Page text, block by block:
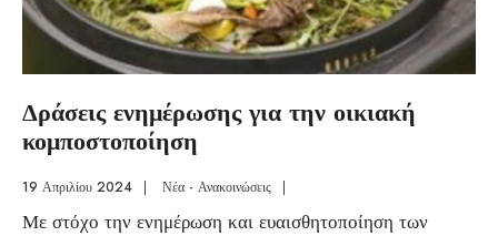
Δράσεις ενημέρωσης για την οικιακή
κομποστοποίηση
19 Απριλίου 2024 | Νέα - Ανακοινώσεις |
Με στόχο την ενημέρωση και ευαισθητοποίηση των